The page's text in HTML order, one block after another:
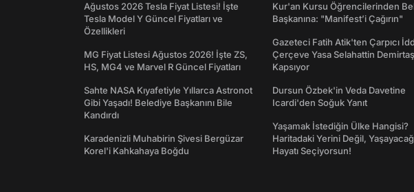
Ağustos 2026 Tesla Fiyat Listesi! İşte
Tesla Model Y Güncel Fiyatları ve
Özellikleri
MG Fiyat Listesi Ağustos 2026! İşte ZS,
HS, MG4 ve Marvel R Güncel Fiyatları
Sahte NASA Kıyafetiyle Yıllarca Astronot
Gibi Yaşadı! Belediye Başkanını Bile
Kandırdı
Karadenizli Muhabirin Şivesi Bergüzar
Korel'i Kahkahaya Boğdu
Kur'an Kursu Öğrencilerinden
Başkanına: "Manifest’i Çağırın"
Gazeteci Fatih Atik'ten Çarpıcı
Çerçeve Yasa Selahattin
Kapsıyor
Dursun Özbek'in Veda Davetine
Icardi'den Soğuk Yanıt
Yaşamak İstediğin Ülke Hangisi?
Haritadaki Yerini Değil,
Hayatı Seçiyorsun!